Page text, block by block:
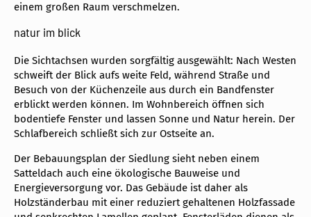
einem großen Raum verschmelzen.
natur im blick
Die Sichtachsen wurden sorgfältig ausgewählt: Nach Westen
schweift der Blick aufs weite Feld, während Straße und
Besuch von der Küchenzeile aus durch ein Bandfenster
erblickt werden können. Im Wohnbereich öffnen sich
bodentiefe Fenster und lassen Sonne und Natur herein. Der
Schlafbereich schließt sich zur Ostseite an.
Der Bebauungsplan der Siedlung sieht neben einem
Satteldach auch eine ökologische Bauweise und
Energieversorgung vor. Das Gebäude ist daher als
Holzständerbau mit einer reduziert gehaltenen Holzfassade